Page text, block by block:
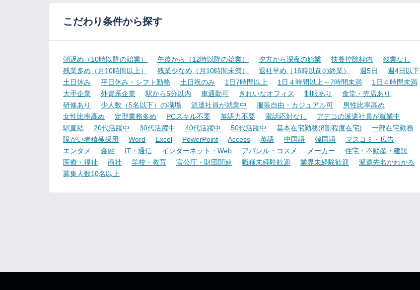
こだわり条件から探す
朝遅め（10時以降の始業） 午後から（12時以降の始業） 夕方から深夜の始業 扶養控除枠内
残業なし
残業多め（月10時間以上）
残業少なめ（月10時間未満） 退社早め（16時以前の終業） 週5日
週4日以下
土日休み
平日休み・シフト勤務 土日祝のみ 1日7時間以上 1日４時間以上～7時間未満
1日４時間未満
大手企業
外資系企業 駅から5分以内 車通勤可 きれいなオフィス 制服あり
食堂・売店あり
研修あり
少人数（5名以下）の職場 派遣社員が就業中 服装自由・カジュアル可
男性比率高め
女性比率高め
定型業務多め PCスキル不要 英語力不要 電話応対なし
アデコの派遣社員が就業中
駅直結
20代活躍中 30代活躍中 40代活躍中 50代活躍中 基本在宅勤務(8割程度在宅)
一部在宅勤務
障がい者積極採用
Word Excel PowerPoint Access 英語 中国語 韓国語
マスコミ・広告
エンタメ
金融 IT・通信 インターネット・Web アパレル・コスメ メーカー
住宅・不動産・建設
医療・福祉
商社 学校・教育 官公庁・財団関連 職種未経験歓迎 業界未経験歓迎
派遣先名がわかる
募集人数10名以上